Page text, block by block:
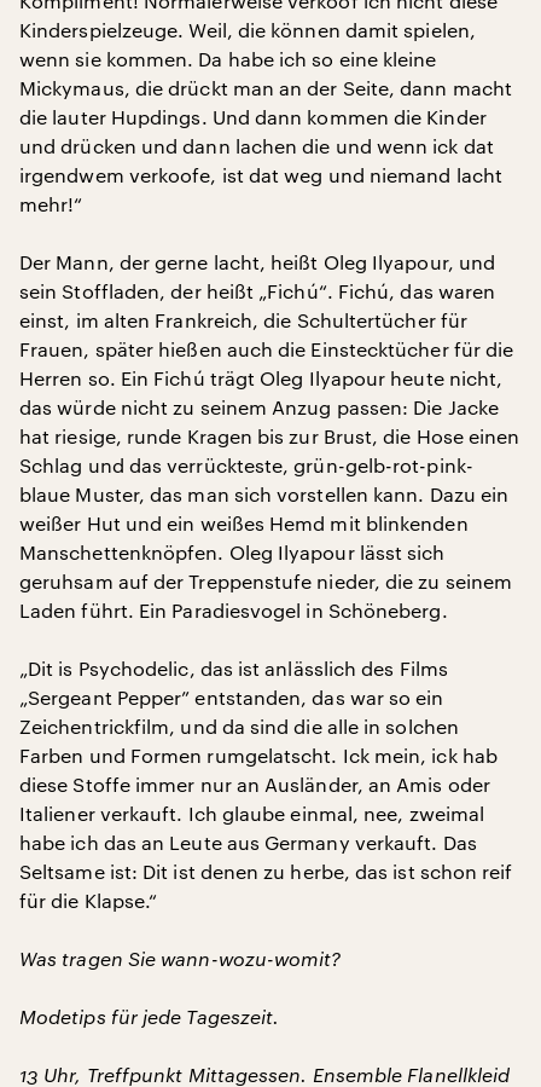
Kinderspielzeuge. Weil, die können damit spielen,
wenn sie kommen. Da habe ich so eine kleine
Mickymaus, die drückt man an der Seite, dann macht
die lauter Hupdings. Und dann kommen die Kinder
und drücken und dann lachen die und wenn ick dat
irgendwem verkoofe, ist dat weg und niemand lacht
mehr!“
Der Mann, der gerne lacht, heißt Oleg Ilyapour, und
sein Stoffladen, der heißt „Fichú“. Fichú, das waren
einst, im alten Frankreich, die Schultertücher für
Frauen, später hießen auch die Einstecktücher für die
Herren so. Ein Fichú trägt Oleg Ilyapour heute nicht,
das würde nicht zu seinem Anzug passen: Die Jacke
hat riesige, runde Kragen bis zur Brust, die Hose einen
Schlag und das verrückteste, grün-gelb-rot-pink-
blaue Muster, das man sich vorstellen kann. Dazu ein
weißer Hut und ein weißes Hemd mit blinkenden
Manschettenknöpfen. Oleg Ilyapour lässt sich
geruhsam auf der Treppenstufe nieder, die zu seinem
Laden führt. Ein Paradiesvogel in Schöneberg.
„Dit is Psychodelic, das ist anlässlich des Films
„Sergeant Pepper” entstanden, das war so ein
Zeichentrickfilm, und da sind die alle in solchen
Farben und Formen rumgelatscht. Ick mein, ick hab
diese Stoffe immer nur an Ausländer, an Amis oder
Italiener verkauft. Ich glaube einmal, nee, zweimal
habe ich das an Leute aus Germany verkauft. Das
Seltsame ist: Dit ist denen zu herbe, das ist schon reif
für die Klapse.“
Was tragen Sie wann-wozu-womit?
Modetips für jede Tageszeit.
13 Uhr, Treffpunkt Mittagessen. Ensemble Flanellkleid